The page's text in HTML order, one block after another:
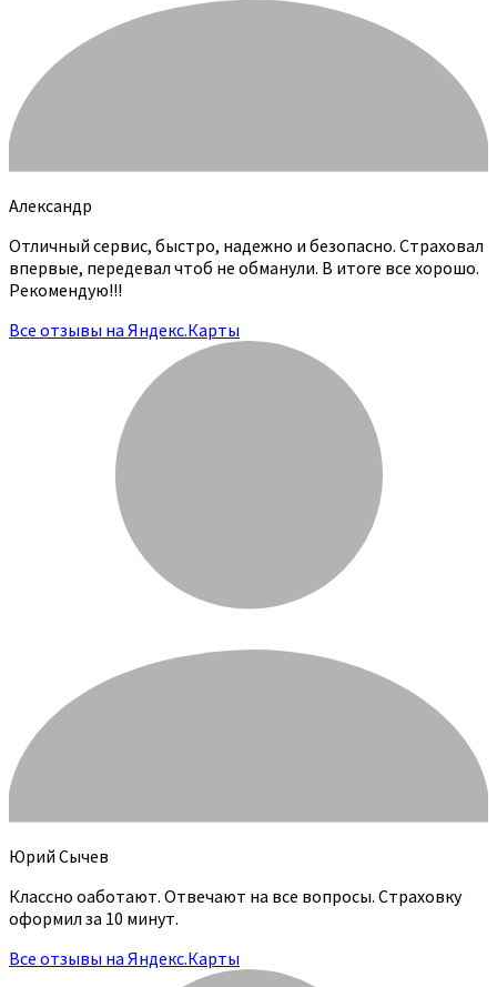
Александр
Отличный сервис, быстро, надежно и безопасно. Страховал
впервые, передевал чтоб не обманули. В итоге все хорошо.
Рекомендую!!!
Все отзывы на Яндекс.Карты
Юрий Сычев
Классно оаботают. Отвечают на все вопросы. Страховку
оформил за 10 минут.
Все отзывы на Яндекс.Карты